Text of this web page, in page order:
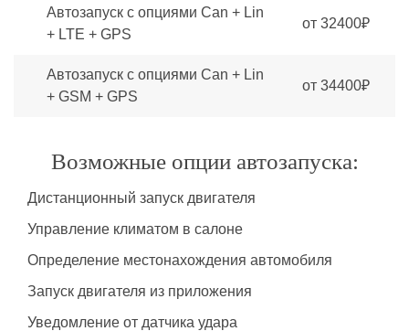
Автозапуск с опциями Can + Lin
+ LTE + GPS
от 32400₽
Автозапуск с опциями Can + Lin
+ GSM + GPS
от 34400₽
Возможные опции автозапуска:
Дистанционный запуск двигателя
Управление климатом в салоне
Определение местонахождения автомобиля
Запуск двигателя из приложения
Уведомление от датчика удара